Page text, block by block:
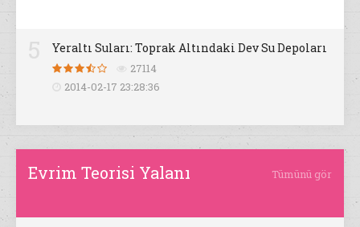
Yeraltı Suları: Toprak Altındaki Dev Su Depoları
27114
2014-02-17 23:28:36
Evrim Teorisi Yalanı Tümünü gör